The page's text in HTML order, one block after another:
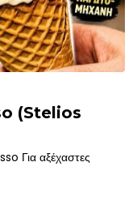
(Stelios
Για αξέχαστες